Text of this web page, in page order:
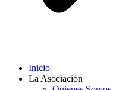
Inicio
La Asociación